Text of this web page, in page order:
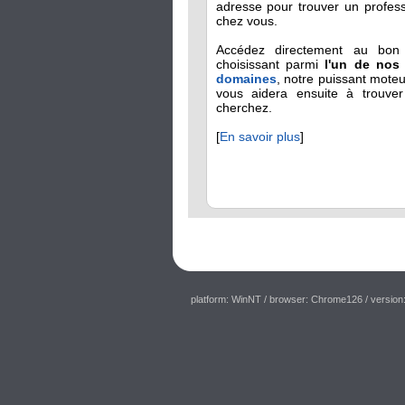
adresse pour trouver un
chez vous.
Accédez directement au
choisissant parmi l'un de nos
domaines, notre puissant
vous aidera ensuite à
cherchez.
[En savoir plus]
platform: WinNT / browser: Chrome126 /